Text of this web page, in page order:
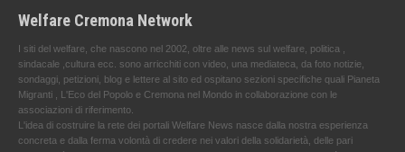
Welfare Cremona Network
I siti del welfare, che nascono nel 2002, oltre alle news sul welfare, politica ,
sindacale ,cultura ecc. sono arricchiti con video, una mediateca, da foto notizie,
sondaggi, petizioni, blog e lettere al sito ed ospitano sezioni specifiche quali Pianeta
Migranti , L'Eco del Popolo e Cremona nel Mondo in collaborazione con le
associazioni di riferimento.
L'idea di costruire la rete dei portali Welfare News nasce dalla nostra esperienza
concreta e dalla ferma volontà di credere nei valori della solidarietà, delle pari